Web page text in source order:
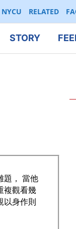
NYCU RELATED
STORY
題， 當他
複觀看幾
以身作則